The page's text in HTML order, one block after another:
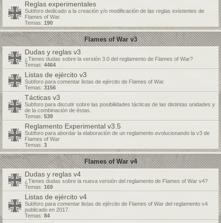
Reglas experimentales
Subforo dedicado a la creación y/o modificación de las reglas existentes de
Flames of War.
Temas: 190
Flames of War v3
Dudas y reglas v3
¿Tienes dudas sobre la versión 3.0 del reglamento de Flames of War?
Temas: 4464
Listas de ejército v3
Subforo para comentar listas de ejército de Flames of War.
Temas: 3156
Tácticas v3
Subforo para discutir sobre las posibilidades tácticas de las distintas unidades y
de la combinación de éstas.
Temas: 539
Reglamento Experimental v3.5
Subforo para abordar la elaboración de un reglamento evolucionando la v3 de
Flames of War
Temas: 3
Flames of War v4
Dudas y reglas v4
¿Tienes dudas sobre la nueva versión del reglamento de Flames of War v4?
Temas: 169
Listas de ejército v4
Subforo para comentar listas de ejército de Flames of War del reglamento v4
publicado en 2017.
Temas: 84